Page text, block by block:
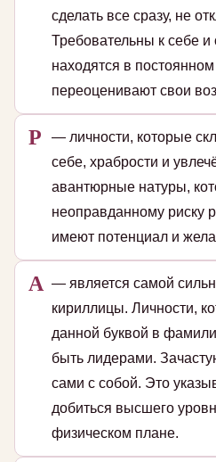
сделать все сразу, не
Требовательны к себе
находятся в
переоценивают свои
Р
— личности, которые
себе, храбрости и
авантюрные натуры,
неоправданному риску
имеют потенциал и
А — является самой
кириллицы. Личности,
данной буквой в
быть лидерами.
сами с собой. Это
добиться высшего
физическом плане.